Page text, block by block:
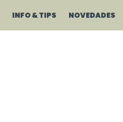
INFO & TIPS NOVEDADES